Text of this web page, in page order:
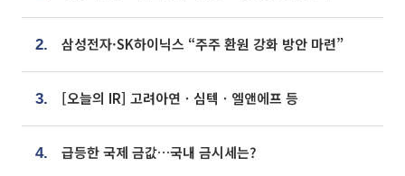
2. 삼성전자·SK하이닉스 “주주 환원 강화 방안 마련”
3. [오늘의 IR] 고려아연ㆍ심텍ㆍ엘앤에프 등
4. 급등한 국제 금값…국내 금시세는?